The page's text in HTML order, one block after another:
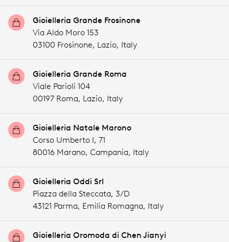
Gioielleria Grande Frosinone
Via Aldo Moro 153
03100 Frosinone, Lazio, Italy
Gioielleria Grande Roma
Viale Parioli 104
00197 Roma, Lazio, Italy
Gioielleria Natale Marono
Corso Umberto I, 71
80016 Marano, Campania, Italy
Gioielleria Oddi Srl
Piazza della Steccata, 3/D
43121 Parma, Emilia Romagna, Italy
Gioielleria Oromoda di Chen Jianyi